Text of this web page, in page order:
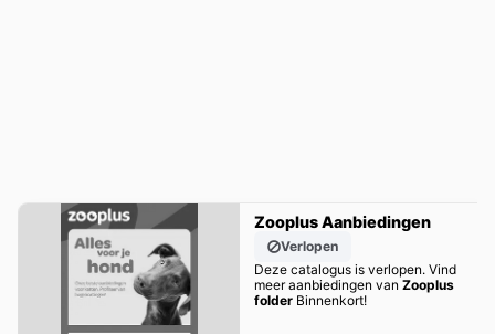
Zooplus Aanbiedingen
Verlopen
Deze catalogus is verlopen. Vind
meer aanbiedingen van Zooplus
folderBinnenkort!